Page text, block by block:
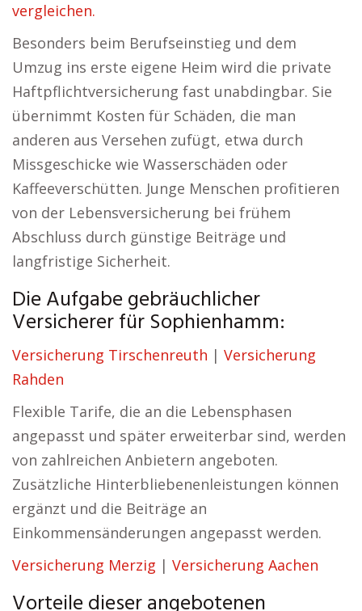
vergleichen.
Besonders beim Berufseinstieg und dem
Umzug ins erste eigene Heim wird die private
Haftpflichtversicherung fast unabdingbar. Sie
übernimmt Kosten für Schäden, die man
anderen aus Versehen zufügt, etwa durch
Missgeschicke wie Wasserschäden oder
Kaffeeverschütten. Junge Menschen profitieren
von der Lebensversicherung bei frühem
Abschluss durch günstige Beiträge und
langfristige Sicherheit.
Die Aufgabe gebräuchlicher
Versicherer für Sophienhamm:
Versicherung Tirschenreuth | Versicherung
Rahden
Flexible Tarife, die an die Lebensphasen
angepasst und später erweiterbar sind, werden
von zahlreichen Anbietern angeboten.
Zusätzliche Hinterbliebenenleistungen können
ergänzt und die Beiträge an
Einkommensänderungen angepasst werden.
Versicherung Merzig | Versicherung Aachen
Vorteile dieser angebotenen